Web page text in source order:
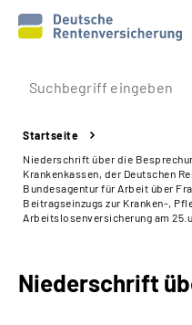
Prävention
Reha
Rente
Startseite
Niederschrift über die
Krankenkassen, der Deutschen
Bundesagentur für Arbeit über
Beitragseinzugs zur Kranken-,
Arbeitslosenversicherung am
Niederschrift